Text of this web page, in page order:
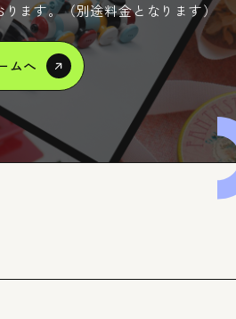
ます。（別途料金となります）
ムへ